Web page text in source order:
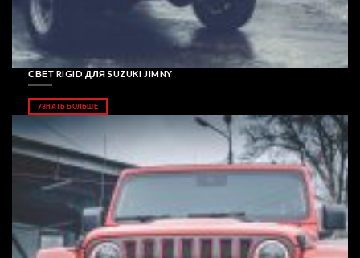
СВЕТ RIGID ДЛЯ SUZUKI JIMNY
УЗНАТЬ БОЛЬШЕ